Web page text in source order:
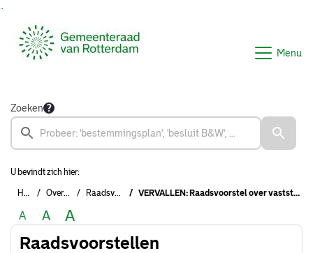
Menu
Zoeken
U bevindt zich hier:
Home Overzichten Raadsvoorstellen VERVALLEN: Raadsvoorstel over vaststelling bestemmingsplannen Merwe-Vierhavens en Parapluherziening geluidzone Havens Noord Oost Frankenland (HNOF)
A A A
Raadsvoorstellen